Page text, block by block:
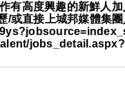
有高度興趣的新鮮人加
/或直接上城邦媒體集